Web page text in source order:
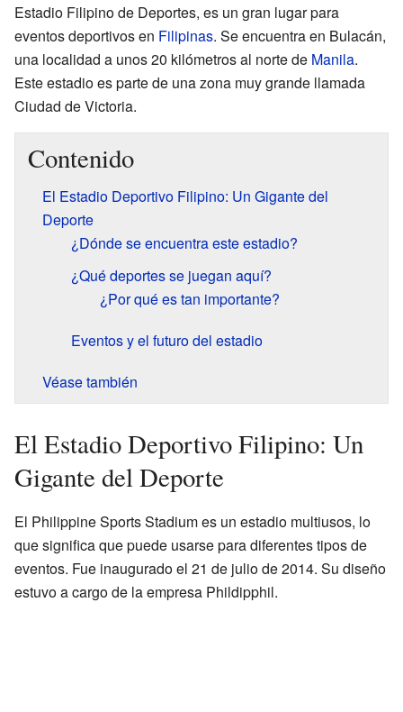
Estadio Filipino de Deportes, es un gran lugar para
eventos deportivos en Filipinas. Se encuentra en Bulacán,
una localidad a unos 20 kilómetros al norte de Manila.
Este estadio es parte de una zona muy grande llamada
Ciudad de Victoria.
Contenido
El Estadio Deportivo Filipino: Un Gigante del
Deporte
¿Dónde se encuentra este estadio?
¿Qué deportes se juegan aquí?
¿Por qué es tan importante?
Eventos y el futuro del estadio
Véase también
El Estadio Deportivo Filipino: Un
Gigante del Deporte
El Philippine Sports Stadium es un estadio multiusos, lo
que significa que puede usarse para diferentes tipos de
eventos. Fue inaugurado el 21 de julio de 2014. Su diseño
estuvo a cargo de la empresa Phildipphil.